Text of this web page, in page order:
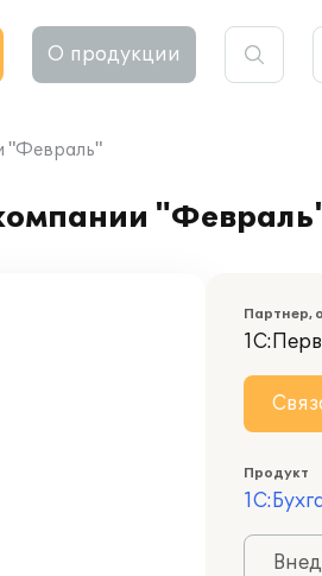
О продукции
"Февраль"
Партнер,
Продукт